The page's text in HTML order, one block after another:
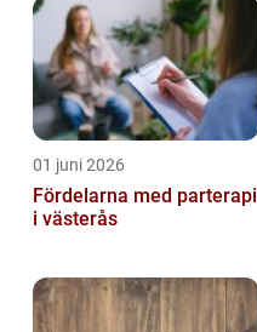
01 juni 2026
Fördelarna med parterapi
i västerås